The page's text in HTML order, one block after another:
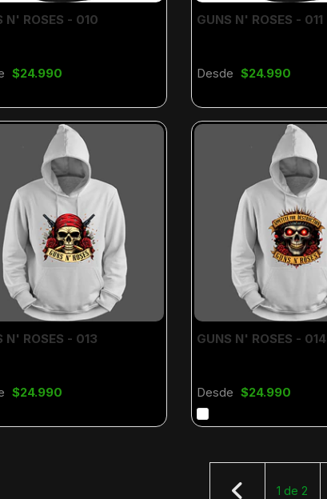
N' ROSES - 010
$24.990
GUNS N' ROSES - 011
Desde $24.990
N' ROSES - 013
$24.990
GUNS N' ROSES - 014
Desde $24.990
1 de 2